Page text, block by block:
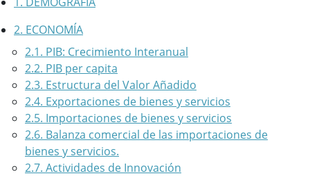
2. ECONOMÍA
2.1. PIB: Crecimiento Interanual
2.2. PIB per capita
2.3. Estructura del Valor Añadido
2.4. Exportaciones de bienes y servicios
2.5. Importaciones de bienes y servicios
2.6. Balanza comercial de las importaciones de
bienes y servicios.
2.7. Actividades de Innovación